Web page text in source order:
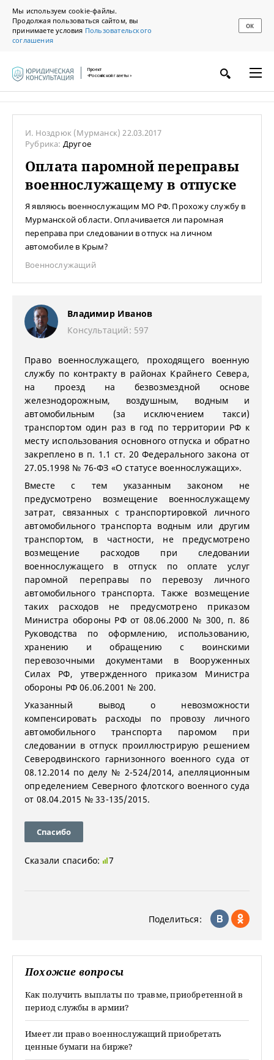
Мы используем cookie-файлы.
Продолжая пользоваться сайтом, вы
принимаете условия Пользовательского
соглашения
ОК
Проект
«Российской газеты»
И. Ноздрюк (Мурманск)22.03.2017
Рубрика: Другое
Оплата паромной переправы
военнослужащему в отпуске
Я являюсь военнослужащим МО РФ. Прохожу службу в
Мурманской области. Оплачивается ли паромная
переправа при следовании в отпуск на личном
автомобиле в Крым?
Военнослужащий
Владимир Иванов
Консультаций: 597
Право военнослужащего, проходящего военную
службу по контракту в районах Крайнего Севера,
на проезд на безвозмездной основе
железнодорожным, воздушным, водным и
автомобильным (за исключением такси)
транспортом один раз в год по территории РФ к
месту использования основного отпуска и обратно
закреплено в п. 1.1 ст. 20 Федерального закона от
27.05.1998 № 76-ФЗ «О статусе военнослужащих».
Вместе с тем указанным законом не
предусмотрено возмещение военнослужащему
затрат, связанных с транспортировкой личного
автомобильного транспорта водным или другим
транспортом, в частности, не предусмотрено
возмещение расходов при следовании
военнослужащего в отпуск по оплате услуг
паромной переправы по перевозу личного
автомобильного транспорта. Также возмещение
таких расходов не предусмотрено приказом
Министра обороны РФ от 08.06.2000 № 300, п. 86
Руководства по оформлению, использованию,
хранению и обращению с воинскими
перевозочными документами в Вооруженных
Силах РФ, утвержденного приказом Министра
обороны РФ 06.06.2001 № 200.
Указанный вывод о невозможности
компенсировать расходы по провозу личного
автомобильного транспорта паромом при
следовании в отпуск проиллюстрирую решением
Северодвинского гарнизонного военного суда от
08.12.2014 по делу № 2-524/2014, апелляционным
определением Северного флотского военного суда
от 08.04.2015 № 33-135/2015.
Спасибо
Сказали спасибо: 7
Поделиться:
Похожие вопросы
Как получить выплаты по травме, приобретенной в
период службы в армии?
Имеет ли право военнослужащий приобретать
ценные бумаги на бирже?